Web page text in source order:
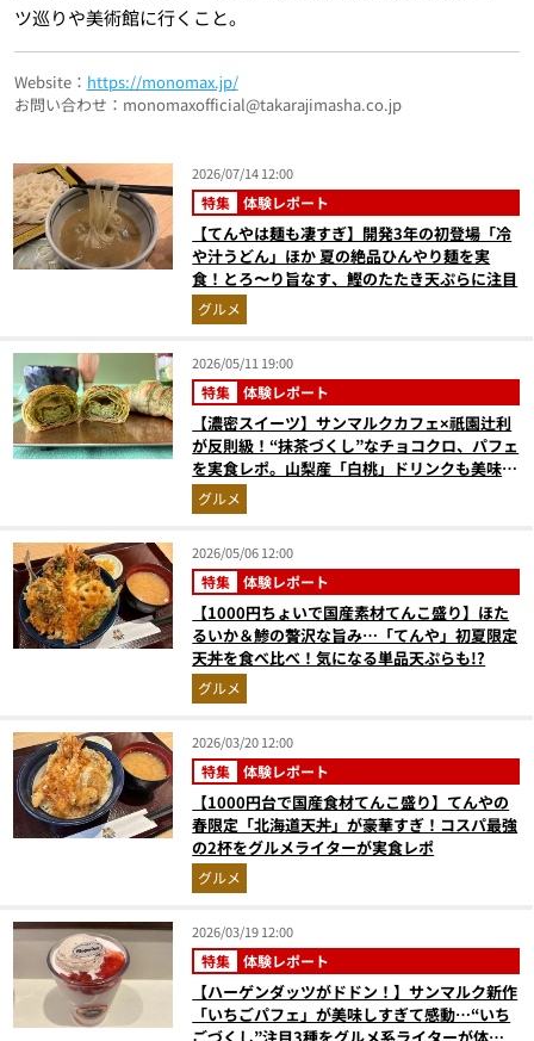
ツ巡りや美術館に行くこと。
Website： https://monomax.jp/
お問い合わせ：monomaxofficial@takarajimasha.co.jp
2026/07/14 12:00
特集 体験レポート
【てんやは麺も凄すぎ】開発3年の初登場「冷
や汁うどん」ほか 夏の絶品ひんやり麺を実
食！とろ〜り旨なす、鰹のたたき天ぷらに注目
グルメ
2026/05/11 19:00
特集 体験レポート
【濃密スイーツ】サンマルクカフェ×祇園辻利
が反則級！“抹茶づくし”なチョコクロ、パフェ
を実食レポ。山梨産「白桃」ドリンクも美味だ
った
グルメ
2026/05/06 12:00
特集 体験レポート
【1000円ちょいで国産素材てんこ盛り】ほた
るいか＆鯵の贅沢な旨み…「てんや」初夏限定
天丼を食べ比べ！気になる単品天ぷらも!?
グルメ
2026/03/20 12:00
特集 体験レポート
【1000円台で国産食材てんこ盛り】てんやの
春限定「北海道天丼」が豪華すぎ！コスパ最強
の2杯をグルメライターが実食レポ
グルメ
2026/03/19 12:00
特集 体験レポート
【ハーゲンダッツがドドン！】サンマルク新作
「いちごパフェ」が美味しすぎて感動…“いち